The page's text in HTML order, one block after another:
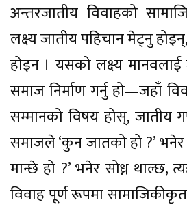
अन्तरजातीय विवाहको
लक्ष्य जातीय पहिचान मेट्नु
होइन । यसको लक्ष्य मानवलाई
समाज निर्माण गर्नु हो—जहाँ
सम्मानको विषय होस्, जातीय
समाजले ‘कुन जातको हो ?’ भनेर
मान्छे हो ?’ भनेर सोध्न थाल्छ,
विवाह पूर्ण रूपमा